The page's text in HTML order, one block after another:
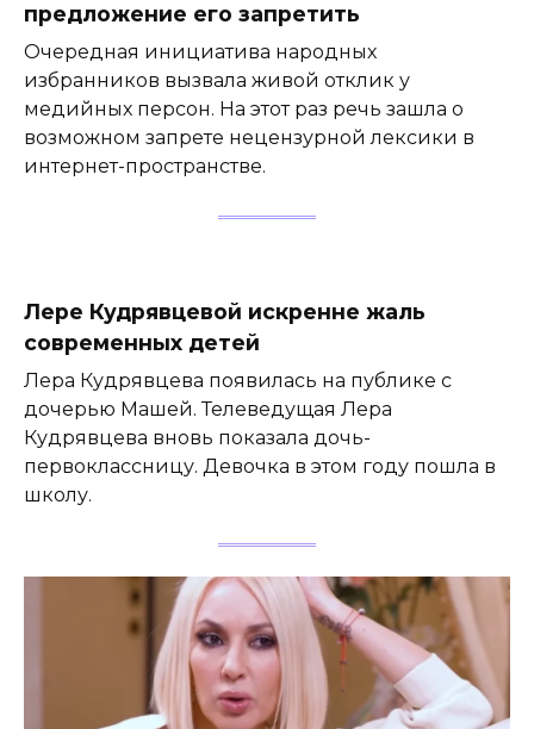
предложение его запретить
Очередная инициатива народных
избранников вызвала живой отклик у
медийных персон. На этот раз речь зашла о
возможном запрете нецензурной лексики в
интернет-пространстве.
Лере Кудрявцевой искренне жаль
современных детей
Лера Кудрявцева появилась на публике с
дочерью Машей. Телеведущая Лера
Кудрявцева вновь показала дочь-
первоклассницу. Девочка в этом году пошла в
школу.